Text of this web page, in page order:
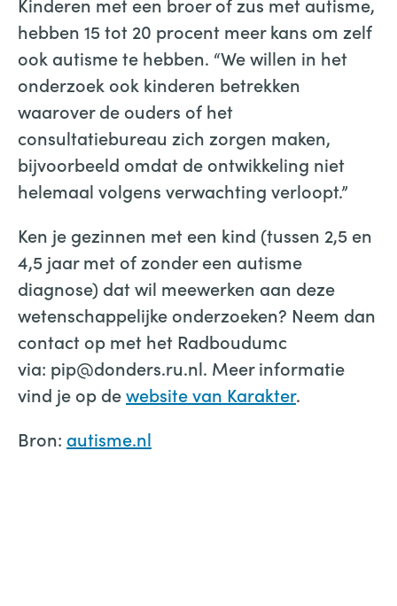
hebben 15 tot 20 procent meer kans om zelf
ook autisme te hebben. “We willen in het
onderzoek ook kinderen betrekken
waarover de ouders of het
consultatiebureau zich zorgen maken,
bijvoorbeeld omdat de ontwikkeling niet
helemaal volgens verwachting verloopt.”
Ken je gezinnen met een kind (tussen 2,5 en
4,5 jaar met of zonder een autisme
diagnose) dat wil meewerken aan deze
wetenschappelijke onderzoeken? Neem dan
contact op met het Radboudumc
via: pip@donders.ru.nl. Meer informatie
vind je op dewebsite van Karakter.
Bron: autisme.nl